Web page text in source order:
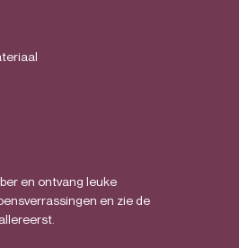
en ontvang leuke
en zie de